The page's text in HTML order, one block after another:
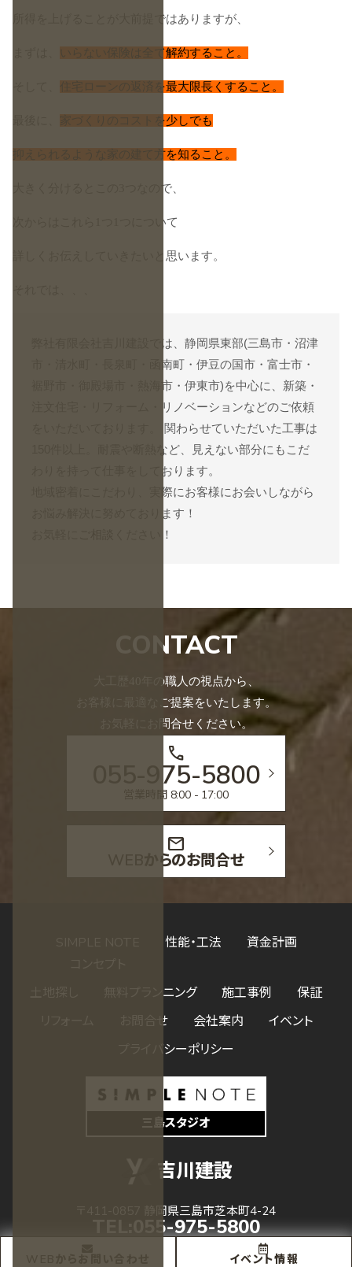
所得を上げることが大前提ではありますが、
いらない保険は全て解約すること。
住宅ローンの返済を最大限長くすること。
家づくりのコストを少しでも
抑えられるような家の建て方を知ること。
大きく分けるとこの3つなので、
次からはこれら1つ1つについて
詳しくお伝えしていきたいと思います。
弊社有限会社吉川建設では、静岡県東部(三島市・沼津
市・清水町・長泉町・函南町・伊豆の国市・富士市・
裾野市・御殿場市・熱海市・伊東市)を中心に、新築・
注文住宅・リフォーム・リノベーションなどのご依頼
をいただいております。 関わらせていただいた工事は
150件以上。耐震や断熱など、見えない部分にもこだ
わりを持って仕事をしております。
地域密着にこだわり、実際にお客様にお会いしながら
お悩み解決に努めております！
ください！
CONTACT
大工歴40年の職人の視点から、
お客様に最適なご提案をいたします。
お気軽にお問合せください。
call
055-975-5800
営業時間 8:00 - 17:00
mail
WEBからのお問合せ
性能・工法 資金計画
無料プランニング 施工事例
保証
お問合せ 会社案内
イベント
プライバシーポリシー
三島スタジオ
吉川建設
〒411-0857 静岡県三島市芝本町4-24
055-975-5800
受付 08:00 - 17:00
イベント情報